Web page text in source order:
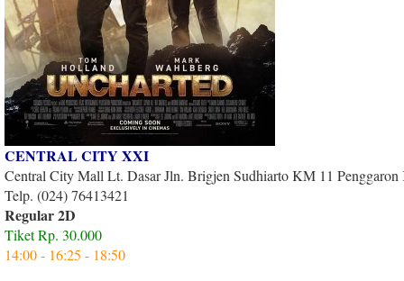
CENTRAL CITY XXI
Central City Mall Lt. Dasar Jln. Brigjen Sudhiarto KM 11 Penggaron
Telp. (024) 76413421
Regular 2D
Tiket Rp. 30.000
14:00 - 16:25 - 18:50